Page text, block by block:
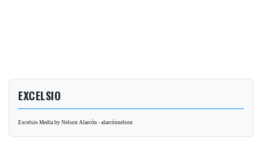
EXCELSIO
Excelsio Media by Nelson Alarcón - alarcónnelson